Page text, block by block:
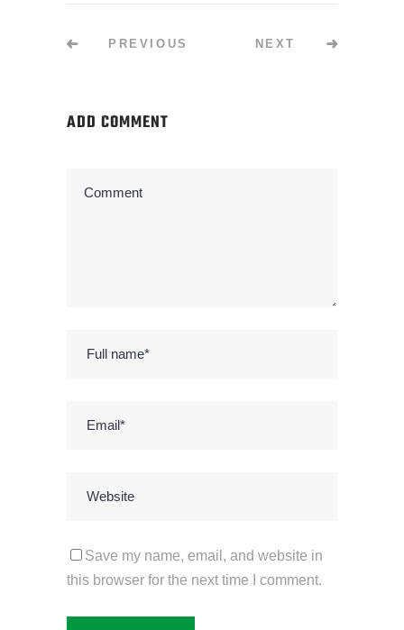
PREVIOUS NEXT
ADD COMMENT
Save my name, email, and website in
this browser for the next time I comment.